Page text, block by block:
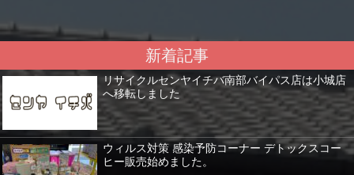
新着記事
リサイクルセンヤイチバ南部バイパス店は小城店
へ移転しました
ウィルス対策 感染予防コーナー デトックスコー
ヒー販売始めました。